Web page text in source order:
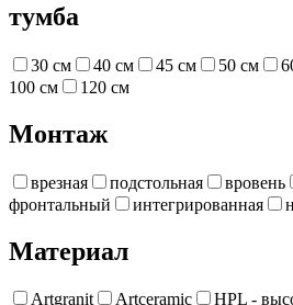
тумба
30 см 40 см 45 см 50 см
100 см
120 см
Монтаж
врезная подстольная вровень
фронтальный
интегрированная
Материал
Artgranit Artceramic
HPL -